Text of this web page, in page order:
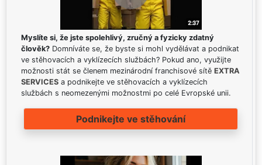
Myslíte si, že jste spolehlivý, zručný a fyzicky zdatný
člověk? Domníváte se, že byste si mohl vydělávat a podnikat
ve stěhovacích a vyklízecích službách? Pokud ano, využijte
možnosti stát se členem mezinárodní franchisové sítě EXTRA
SERVICES a podnikejte ve stěhovacích a vyklízecích
službách s neomezenými možnostmi po celé Evropské unii.
Podnikejte ve stěhování